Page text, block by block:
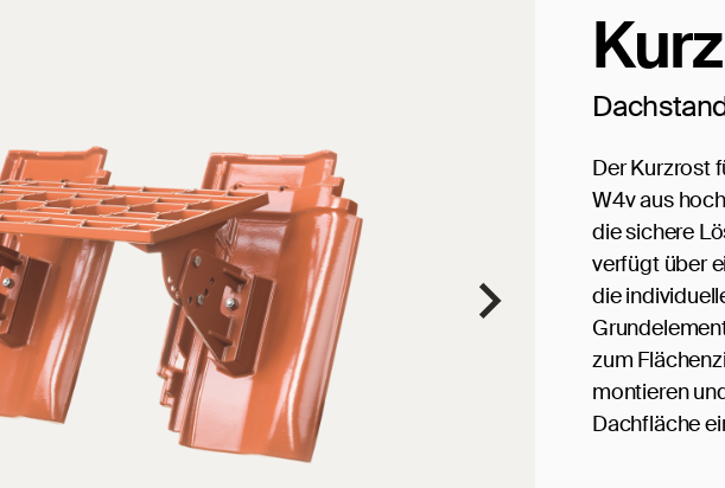
Der Kurzrost
W4v aus
die sichere
verfügt über
die
zum
montieren
Dachfläche